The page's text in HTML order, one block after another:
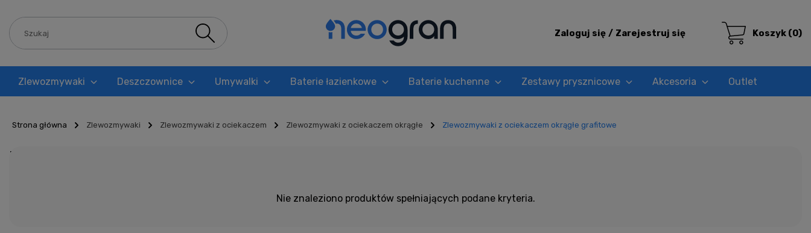
Zaloguj się Zarejestruj się Koszyk (0)
Zlewozmywaki Deszczownice Umywalki Baterie łazienkowe Baterie kuchenne Zestawy prysznicowe Akcesoria Outlet
Strona główna Zlewozmywaki Zlewozmywaki z ociekaczem Zlewozmywaki z ociekaczem okrągłe Zlewozmywaki z ociekaczem okrągłe grafitowe
Zlewozmywaki z ociekaczem okrągłe grafitowe
Nie znaleziono produktów spełniających podane kryteria.